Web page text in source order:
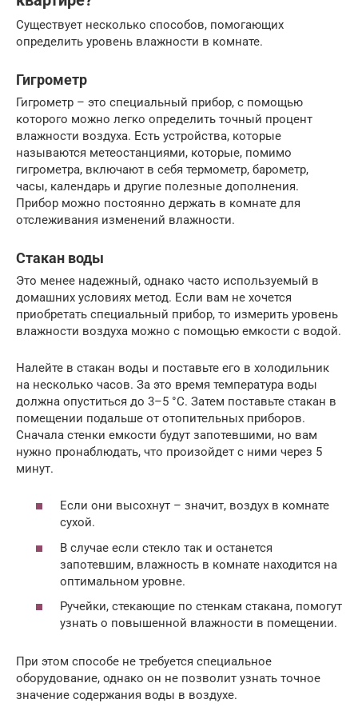
Существует несколько способов, помогающих
определить уровень влажности в комнате.
Гигрометр
Гигрометр – это специальный прибор, с помощью
которого можно легко определить точный процент
влажности воздуха. Есть устройства, которые
называются метеостанциями, которые, помимо
гигрометра, включают в себя термометр, барометр,
часы, календарь и другие полезные дополнения.
Прибор можно постоянно держать в комнате для
отслеживания изменений влажности.
Стакан воды
Это менее надежный, однако часто используемый в
домашних условиях метод. Если вам не хочется
приобретать специальный прибор, то измерить уровень
влажности воздуха можно с помощью емкости с водой.
Налейте в стакан воды и поставьте его в холодильник
на несколько часов. За это время температура воды
должна опуститься до 3–5 °С. Затем поставьте стакан в
помещении подальше от отопительных приборов.
Сначала стенки емкости будут запотевшими, но вам
нужно пронаблюдать, что произойдет с ними через 5
минут.
Если они высохнут – значит, воздух в комнате
сухой.
В случае если стекло так и останется
запотевшим, влажность в комнате находится на
оптимальном уровне.
Ручейки, стекающие по стенкам стакана, помогут
узнать о повышенной влажности в помещении.
При этом способе не требуется специальное
оборудование, однако он не позволит узнать точное
значение содержания воды в воздухе.